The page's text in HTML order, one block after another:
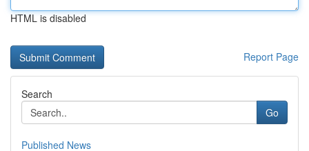
HTML is disabled
Report Page
Search
Go
Published News